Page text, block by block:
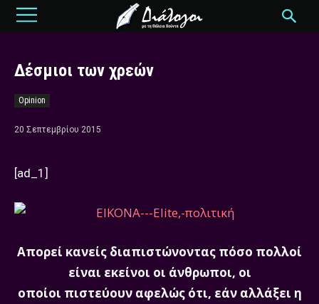
Δέσμιοι των χρεών
Opinion
20 Σεπτεμβρίου 2015
[ad_1]
Απορεί κανείς διαπιστώνοντας πόσο πολλοί
είναι εκείνοι οι άνθρωποι, οι
οποίοι πιστεύουν αφελώς ότι, εάν αλλάξει η